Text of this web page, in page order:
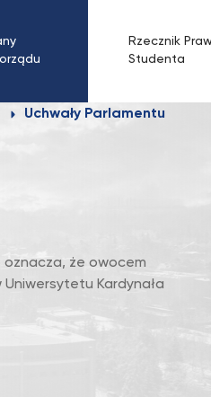
Rzecznik
Studenta
Uchwały Parlamentu
oznacza, że owocem
Kardynała